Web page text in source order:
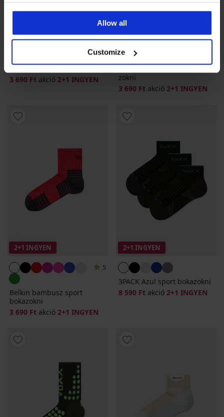
Allow all
Customize
2+1 INGYEN
Brooke bambusz bokazokni
3 690 Ft akció 2+1 INGYEN
2+1 INGYEN
zokni
3 690 Ft akció 2+1 INGYEN
2+1 INGYEN
5
Belkin bambusz sport
bokazokni
3 690 Ft akció 2+1 INGYEN
2+1 INGYEN
3PACK Azul sport bokazokni
8 590 Ft akció 2+1 INGYEN